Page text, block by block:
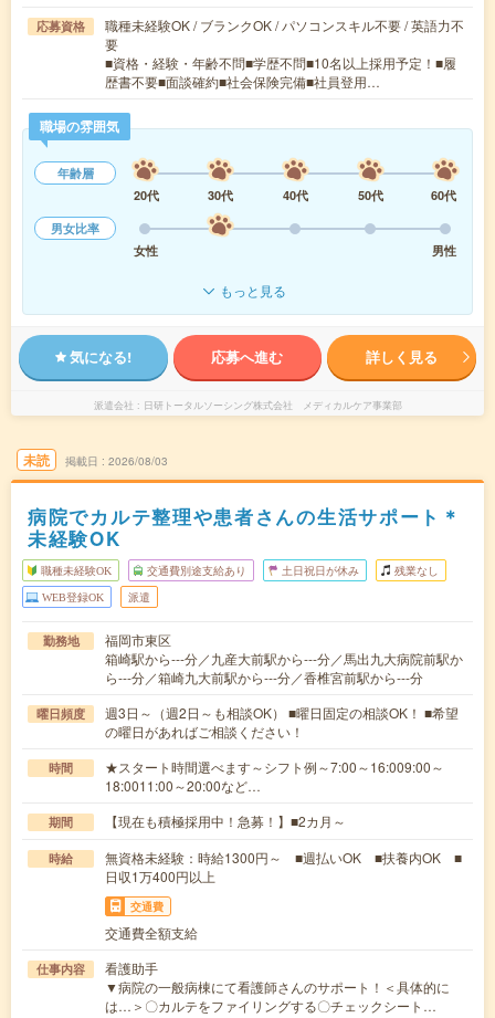
応募資格
職種未経験OK / ブランクOK / パソコンスキル不要 / 英語力不
要
■資格・経験・年齢不問■学歴不問■10名以上採用予定！■履
歴書不要■面談確約■社会保険完備■社員登用…
職場の雰囲気
年齢層
20代
30代 40代 50代
60代
男女比率
女性
男性
もっと見る
気になる! 応募へ進む 詳しく見る
派遣会社 日研トータルソーシング株式会社 メディカルケア事業部
未読 掲載日 2026/08/03
病院でカルテ整理や患者さんの生活サポート＊
未経験OK
職種未経験OK 交通費別途支給あり 土日祝日が休み 残業なし
WEB登録OK 派遣
勤務地
福岡市東区
箱崎駅から---分／九産大前駅から---分／馬出九大病院前駅か
ら---分／箱崎九大前駅から---分／香椎宮前駅から---分
曜日頻度
週3日～（週2日～も相談OK） ■曜日固定の相談OK！ ■希望
の曜日があればご相談ください！
時間
★スタート時間選べます～シフト例～7:00～16:009:00～
18:0011:00～20:00など…
期間 【現在も積極採用中！急募！】■2カ月～
時給
無資格未経験：時給1300円～ ■週払いOK ■扶養内OK ■
日収1万400円以上
交通費
交通費全額支給
仕事内容
看護助手
▼病院の一般病棟にて看護師さんのサポート！＜具体的に
は…＞〇カルテをファイリングする〇チェックシート…